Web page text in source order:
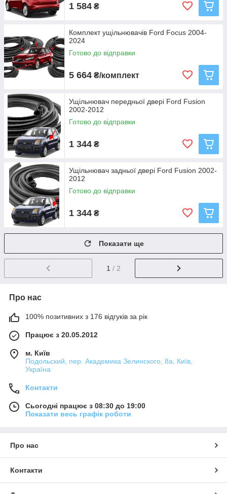
1 584 ₴
Комплект ущільнювачів Ford Focus 2004-
2024
Готово до відправки
5 664 ₴/комплект
Ущільнювач передньої двері Ford Fusion
2002-2012
Готово до відправки
1 344 ₴
Ущільнювач задньої двері Ford Fusion 2002-
2012
Готово до відправки
1 344 ₴
Показати ще
1 / 2
Про нас
100% позитивних з 176 відгуків за рік
Працює з 20.05.2012
м. Київ
Подольский, пер. Академика Зелинского, 8а, Київ,
Україна
Контакти
Сьогодні працює з 08:30 до 19:00
Показати весь графік роботи
Про нас
Контакти